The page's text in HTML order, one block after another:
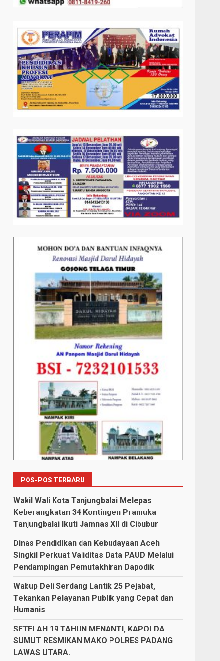
POS-POS TERBARU
Wakil Wali Kota Tanjungbalai Melepas
Keberangkatan 34 Kontingen Pramuka
Tanjungbalai Ikuti Jamnas XII di Cibubur
Dinas Pendidikan dan Kebudayaan Aceh
Singkil Perkuat Validitas Data PAUD Melalui
Pendampingan Pemutakhiran Dapodik
Wabup Deli Serdang Lantik 25 Pejabat,
Tekankan Pelayanan Publik yang Cepat dan
Humanis
SETELAH 19 TAHUN MENANTI, KAPOLDA
SUMUT RESMIKAN MAKO POLRES PADANG
LAWAS UTARA.